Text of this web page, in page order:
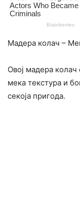
Мадера колач –
Овој мадера колач
мека текстура и
секоја пригода.